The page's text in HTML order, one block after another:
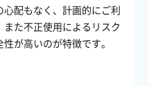
心配もなく、計画的にご利
また不正使用によるリスク
が高いのが特徴です。